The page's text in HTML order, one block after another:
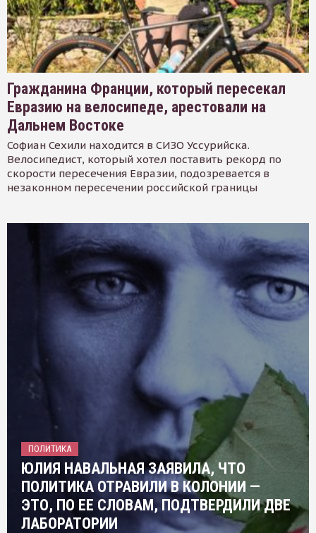
Гражданина Франции, который пересекал
Евразию на велосипеде, арестовали на
Дальнем Востоке
Софиан Сехили находится в СИЗО Уссурийска.
Велосипедист, который хотел поставить рекорд по
скорости пересечения Евразии, подозревается в
незаконном пересечении российской границы
ПОЛИТИКА
ЮЛИЯ НАВАЛЬНАЯ ЗАЯВИЛА, ЧТО
ПОЛИТИКА ОТРАВИЛИ В КОЛОНИИ —
ЭТО, ПО ЕЕ СЛОВАМ, ПОДТВЕРДИЛИ ДВЕ
ЛАБОРАТОРИИ